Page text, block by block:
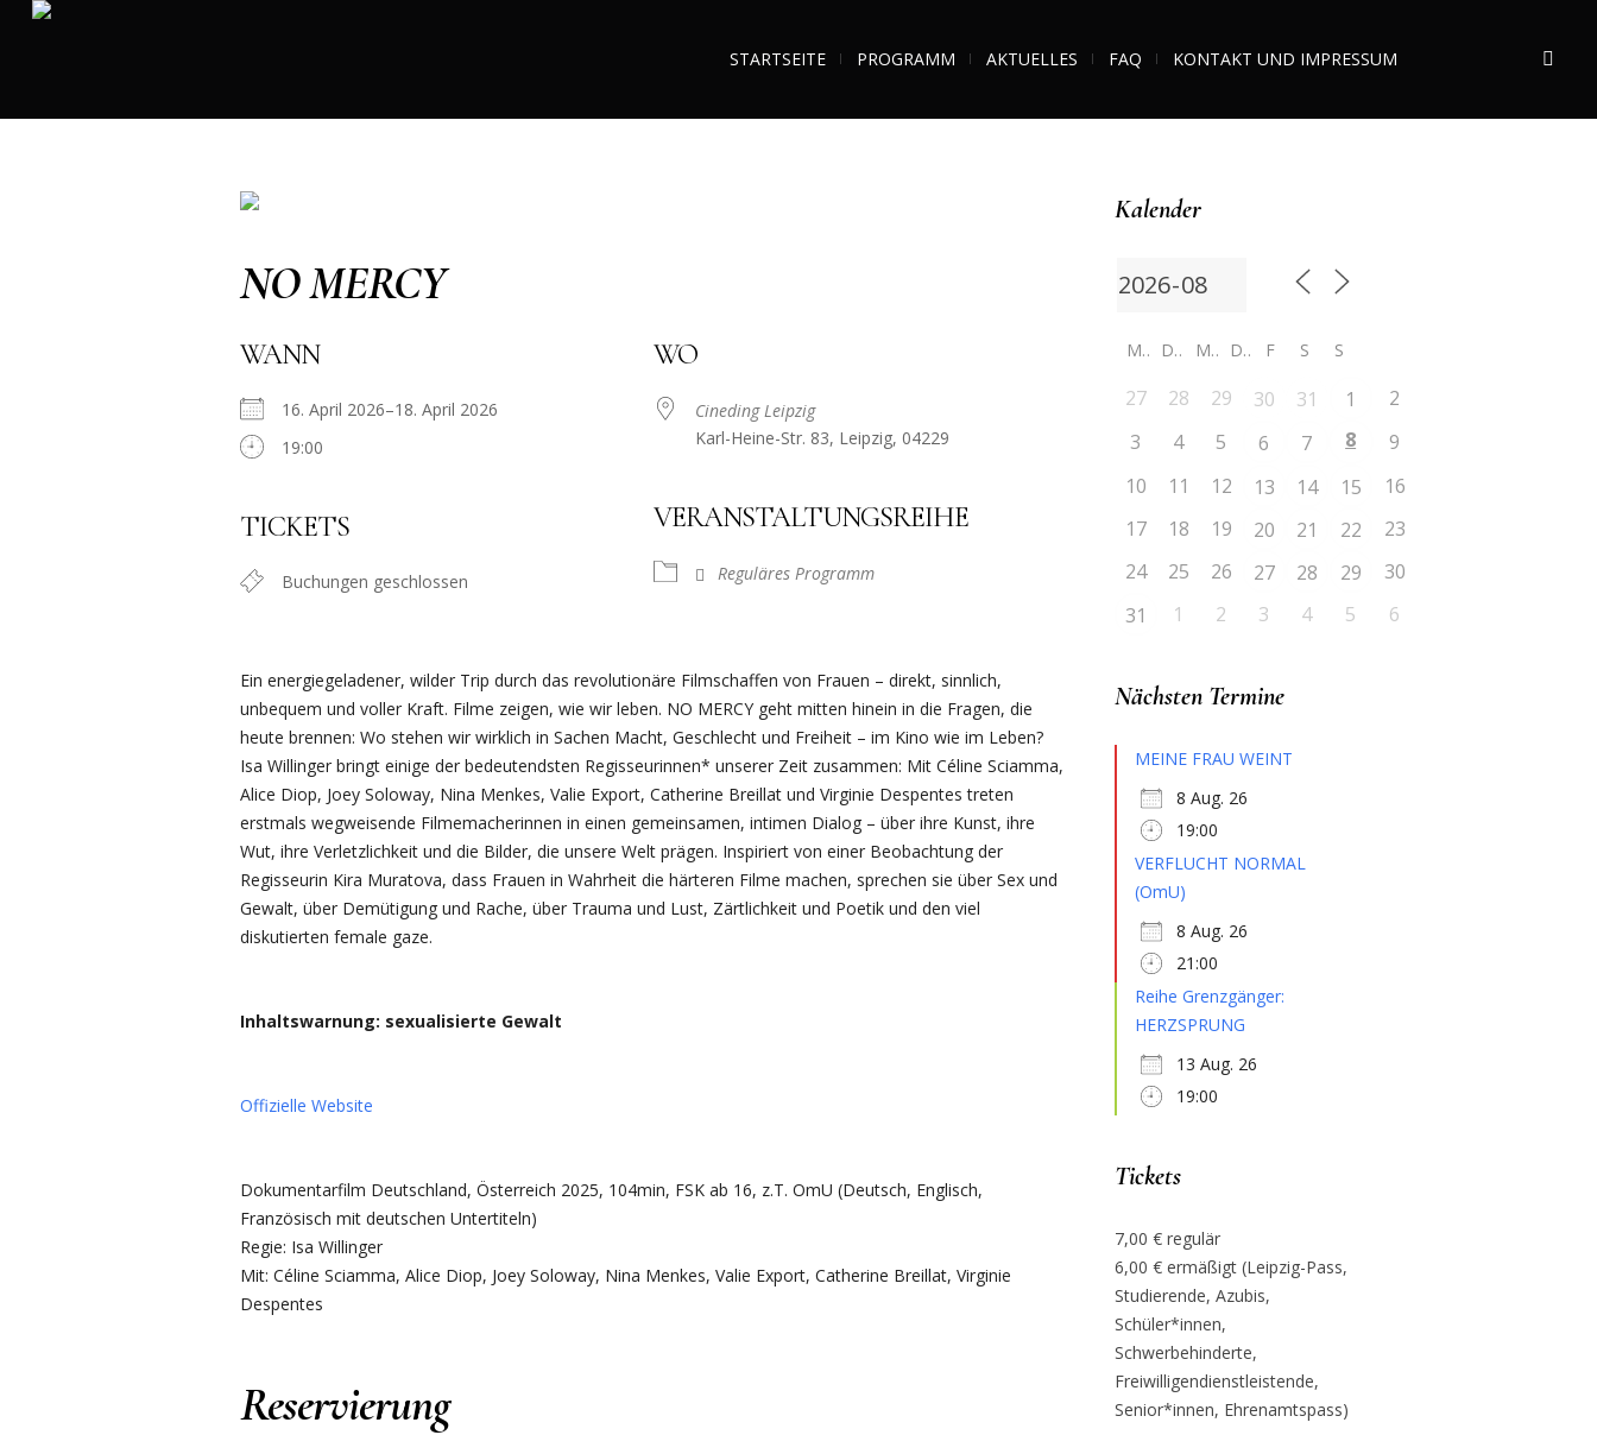
STARTSEITE PROGRAMM AKTUELLES FAQ KONTAKT UND IMPRESSUM
NO MERCY
WANN
16. April 2026–18. April 2026
19:00
TICKETS
Buchungen geschlossen
WO
Cineding Leipzig
Karl-Heine-Str. 83, Leipzig, 04229
VERANSTALTUNGSREIHE
Reguläres Programm
Ein energiegeladener, wilder Trip durch das revolutionäre Filmschaffen von Frauen – direkt, sinnlich,
unbequem und voller Kraft. Filme zeigen, wie wir leben. NO MERCY geht mitten hinein in die Fragen, die
heute brennen: Wo stehen wir wirklich in Sachen Macht, Geschlecht und Freiheit – im Kino wie im Leben?
Isa Willinger bringt einige der bedeutendsten Regisseurinnen* unserer Zeit zusammen: Mit Céline Sciamma,
Alice Diop, Joey Soloway, Nina Menkes, Valie Export, Catherine Breillat und Virginie Despentes treten
erstmals wegweisende Filmemacherinnen in einen gemeinsamen, intimen Dialog – über ihre Kunst, ihre
Wut, ihre Verletzlichkeit und die Bilder, die unsere Welt prägen. Inspiriert von einer Beobachtung der
Regisseurin Kira Muratova, dass Frauen in Wahrheit die härteren Filme machen, sprechen sie über Sex und
Gewalt, über Demütigung und Rache, über Trauma und Lust, Zärtlichkeit und Poetik und den viel
diskutierten female gaze.
Inhaltswarnung: sexualisierte Gewalt
Offizielle Website
Dokumentarfilm Deutschland, Österreich 2025, 104min, FSK ab 16, z.T. OmU (Deutsch, Englisch,
Französisch mit deutschen Untertiteln)
Regie: Isa Willinger
Mit: Céline Sciamma, Alice Diop, Joey Soloway, Nina Menkes, Valie Export, Catherine Breillat, Virginie
Despentes
Reservierung
Kalender
M D M D F S S
27 28 29 30 31 1
2
3
4 5 6 7 8
9
10
11 12 13 14 15
16
17
18 19 20 21 22
23
24
25 26 27 28 29
30
31
1 2 3 4 5 6
Nächsten Termine
MEINE FRAU WEINT
8 Aug. 26
19:00
VERFLUCHT NORMAL
(OmU)
8 Aug. 26
21:00
Reihe Grenzgänger:
HERZSPRUNG
13 Aug. 26
19:00
Tickets
7,00 € regulär
6,00 € ermäßigt (Leipzig-Pass,
Studierende, Azubis,
Schüler*innen,
Schwerbehinderte,
Freiwilligendienstleistende,
Senior*innen, Ehrenamtspass)